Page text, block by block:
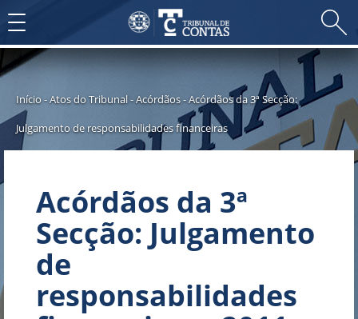
Toggle
navigation
Início-Atos do Tribunal-Acórdãos-Acórdãos da 3ª Secção:
Julgamento de responsabilidades financeiras
Acórdãos da 3ª
Secção: Julgamento
de
responsabilidades